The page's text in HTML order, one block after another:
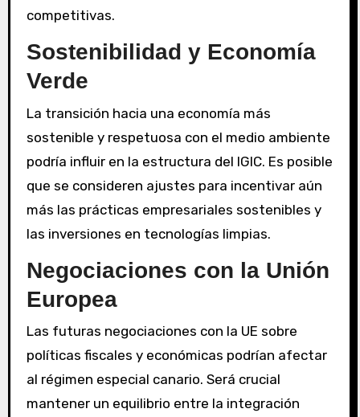
competitivas.
Sostenibilidad y Economía
Verde
La transición hacia una economía más
sostenible y respetuosa con el medio ambiente
podría influir en la estructura del IGIC. Es posible
que se consideren ajustes para incentivar aún
más las prácticas empresariales sostenibles y
las inversiones en tecnologías limpias.
Negociaciones con la Unión
Europea
Las futuras negociaciones con la UE sobre
políticas fiscales y económicas podrían afectar
al régimen especial canario. Será crucial
mantener un equilibrio entre la integración